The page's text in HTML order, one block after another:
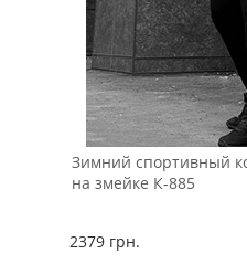
Зимний спортивный
на змейке К-885
2379 грн.